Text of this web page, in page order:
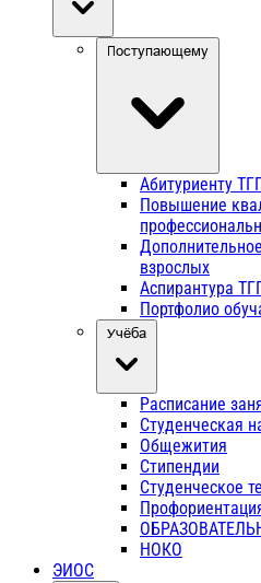
Поступающему
Абитуриенту
Повышение
взрослых
Аспирантура
Портфолио
Учёба
Расписание
Студенческая
Общежития
Стипендии
Студенческое
НОКО
ЭИОС